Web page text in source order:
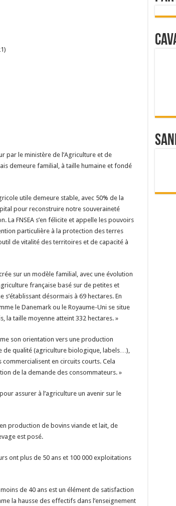
par le ministère de l’Agriculture et de
demeure familial, à taille humaine et fondé
utile demeure stable, avec 50% de la
pour reconstruire notre souveraineté
FNSEA s’en félicite et appelle les pouvoirs
particulière à la protection des terres
de vitalité des territoires et de capacité à
sur un modèle familial, avec une évolution
française basé sur de petites et
désormais à 69 hectares. En
le Danemark ou le Royaume-Uni se situe
la taille moyenne atteint 332 hectares. »
son orientation vers une production
de qualité (agriculture biologique, labels…),
en circuits courts. Cela
de la demande des consommateurs. »
assurer à l’agriculture un avenir sur le
production de bovins viande et lait, de
est posé.
ont plus de 50 ans et 100 000 exploitations
de 40 ans est un élément de satisfaction
la hausse des effectifs dans l’enseignement